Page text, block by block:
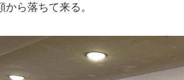
ら落ちて来る。